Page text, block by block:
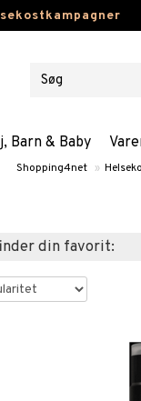
Barn & Baby
Shopping4net »
din favorit: